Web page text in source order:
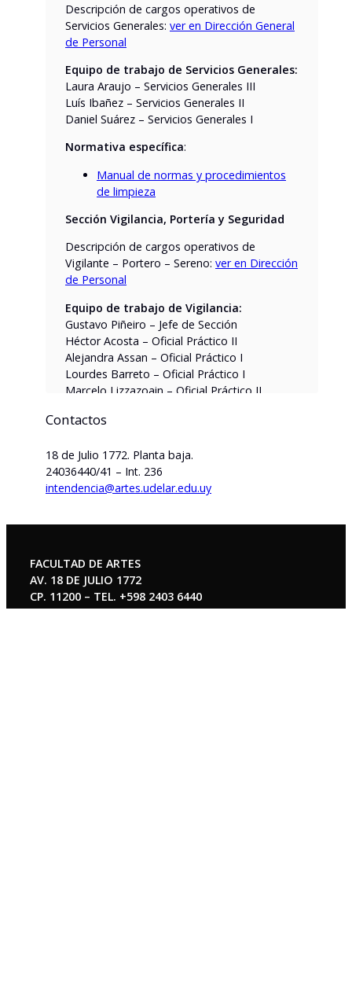
Descripción de cargos operativos de
Servicios Generales: ver en Dirección General
de Personal
Equipo de trabajo de Servicios Generales:
Laura Araujo – Servicios Generales III
Luís Ibañez – Servicios Generales II
Daniel Suárez – Servicios Generales I
Normativa específica:
Manual de normas y procedimientos
de limpieza
Sección Vigilancia, Portería y Seguridad
Descripción de cargos operativos de
Vigilante – Portero – Sereno: ver en Dirección
de Personal
Equipo de trabajo de Vigilancia:
Gustavo Piñeiro – Jefe de Sección
Héctor Acosta – Oficial Práctico II
Alejandra Assan – Oficial Práctico I
Lourdes Barreto – Oficial Práctico I
Marcelo Lizzazoain – Oficial Práctico II
Francisco Martínez – Oficial Práctico III
Pamela Pérez – Oficial Práctico III
Jessica Wilkinson – Oficial Práctico III
Manual Básico de Procedimientos del
Universidad de la República
Instructivo para actuar en caso de
accidentes laborales del personal
remunerado de la Udelar
Contactos
18 de Julio 1772. Planta baja.
24036440/41 – Int. 236
intendencia@artes.udelar.edu.uy
FACULTAD DE ARTES
AV. 18 DE JULIO 1772
CP. 11200 – TEL. +598 2403 6440